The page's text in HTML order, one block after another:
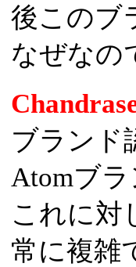
後このブ
なぜなの
ブランド
Atomブ
これに対
常に複雑